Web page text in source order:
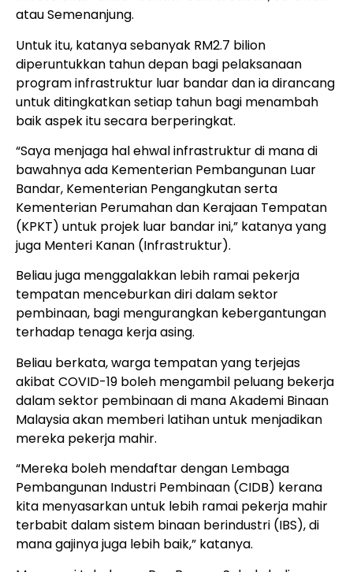
atau Semenanjung.
Untuk itu, katanya sebanyak RM2.7 bilion
diperuntukkan tahun depan bagi pelaksanaan
program infrastruktur luar bandar dan ia dirancang
untuk ditingkatkan setiap tahun bagi menambah
baik aspek itu secara berperingkat.
“Saya menjaga hal ehwal infrastruktur di mana di
bawahnya ada Kementerian Pembangunan Luar
Bandar, Kementerian Pengangkutan serta
Kementerian Perumahan dan Kerajaan Tempatan
(KPKT) untuk projek luar bandar ini,” katanya yang
juga Menteri Kanan (Infrastruktur).
Beliau juga menggalakkan lebih ramai pekerja
tempatan menceburkan diri dalam sektor
pembinaan, bagi mengurangkan kebergantungan
terhadap tenaga kerja asing.
Beliau berkata, warga tempatan yang terjejas
akibat COVID-19 boleh mengambil peluang bekerja
dalam sektor pembinaan di mana Akademi Binaan
Malaysia akan memberi latihan untuk menjadikan
mereka pekerja mahir.
“Mereka boleh mendaftar dengan Lembaga
Pembangunan Industri Pembinaan (CIDB) kerana
kita menyasarkan untuk lebih ramai pekerja mahir
terbabit dalam sistem binaan berindustri (IBS), di
mana gajinya juga lebih baik,” katanya.